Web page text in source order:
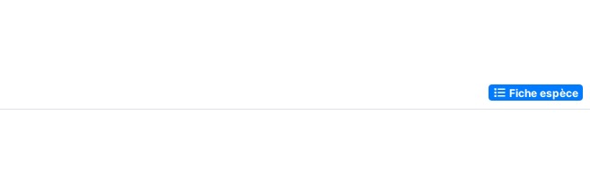
Fiche espèce